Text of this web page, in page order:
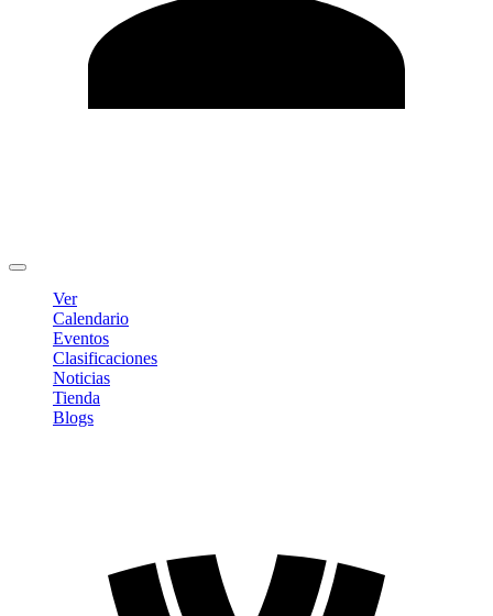
Ver
Calendario
Eventos
Clasificaciones
Noticias
Tienda
Blogs